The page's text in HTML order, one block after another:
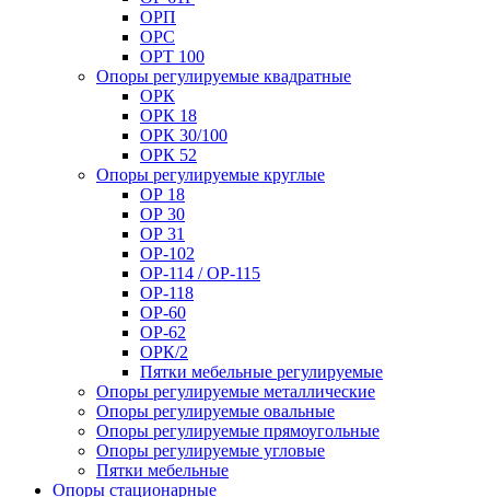
ОРП
ОРС
ОРТ 100
Опоры регулируемые квадратные
ОРК
ОРК 18
ОРК 30/100
ОРК 52
Опоры регулируемые круглые
ОР 18
ОР 30
ОР 31
ОР-102
ОР-114 / ОР-115
ОР-118
ОР-60
ОР-62
ОРК/2
Пятки мебельные регулируемые
Опоры регулируемые металлические
Опоры регулируемые овальные
Опоры регулируемые прямоугольные
Опоры регулируемые угловые
Пятки мебельные
Опоры стационарные